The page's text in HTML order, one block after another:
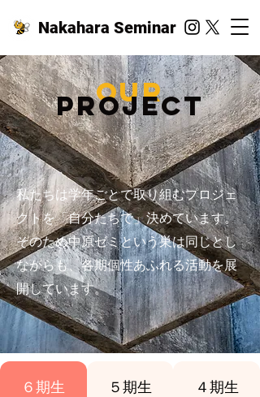
Nakahara Seminar
​our
Project
私たちは学年ごとで取り組むプロジェ
クトを「自分たちで」決めています。
そのため中原ゼミという巣は同じとし
ながらも、各期個性あふれる活動を展
開しています。
６期生 ５期生 ４期生